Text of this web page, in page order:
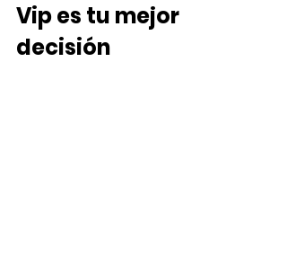
Vip es tu mejor
decisión